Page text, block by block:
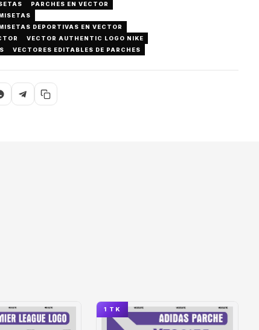
PARCHES EN VECTOR
DEPORTIVAS EN VECTOR
VECTOR AUTHENTIC LOGO NIKE
VECTORES EDITABLES DE PARCHES
1 TK